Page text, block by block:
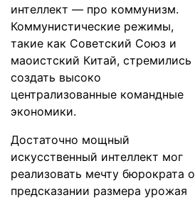
интеллект — про коммунизм.
Коммунистические режимы,
такие как Советский Союз и
маоистский Китай, стремились
создать высоко
централизованные командные
экономики.
Достаточно мощный
искусственный интеллект мог
реализовать мечту бюрократа о
предсказании размера урожая